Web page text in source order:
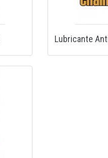
Lubricante